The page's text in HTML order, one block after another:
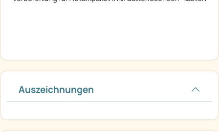
Auszeichnungen